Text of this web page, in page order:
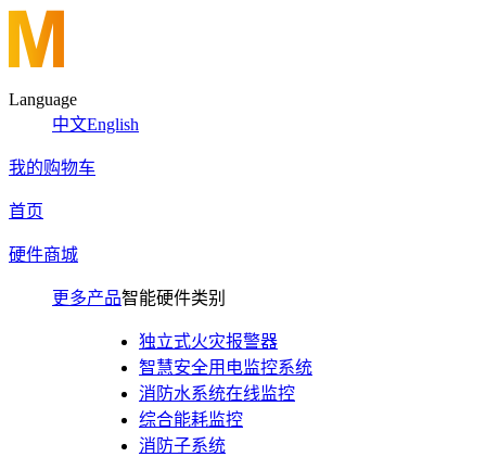
Language
中文English
我的购物车
首页
硬件商城
更多产品智能硬件类别
独立式火灾报警器
智慧安全用电监控系统
消防水系统在线监控
综合能耗监控
消防子系统